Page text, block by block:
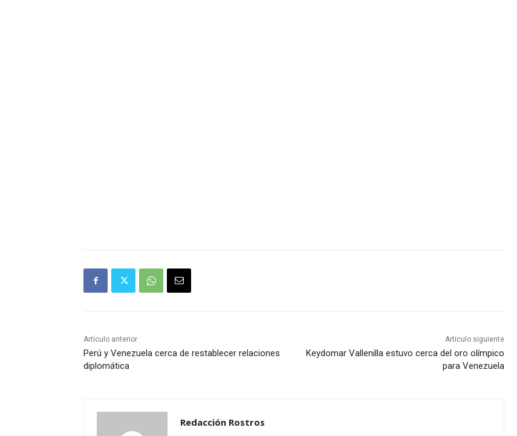
Artículo anterior
Perú y Venezuela cerca de restablecer relaciones
diplomática
Artículo siguiente
Keydomar Vallenilla estuvo cerca del oro olímpico
para Venezuela
Redacción Rostros